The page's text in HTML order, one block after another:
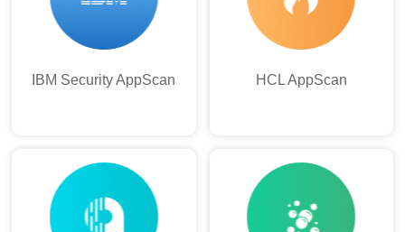
IBM Security AppScan HCL AppScan